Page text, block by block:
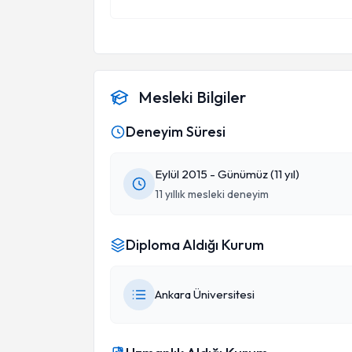
Mesleki Bilgiler
Deneyim Süresi
Eylül 2015 - Günümüz (11 yıl)
11 yıllık mesleki deneyim
Diploma Aldığı Kurum
Ankara Üniversitesi